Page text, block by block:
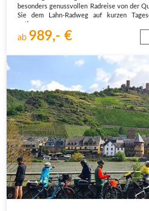
besonders genussvollen Radreise von der
Sie dem Lahn-Radweg auf kurzen
ab 989,- €